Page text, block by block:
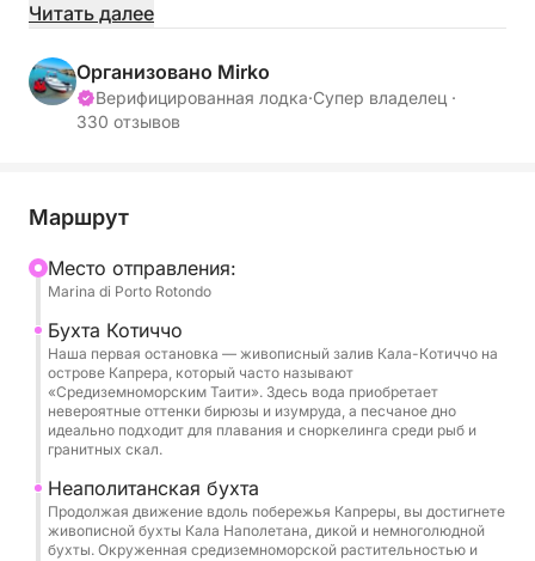
Средиземноморья, где вода настолько
нашу лодку – это не просто аренда: это начало
приключения, которое приведет вас к открытию
укромных уголков и незабываемых пейзажей.
захватывающему дух архипелагу Ла-Маддалена,
Средиземноморья. Плывя по кристально чистым
водам и небольшим гранитным островам, вы
сначала достигнете белоснежных пляжей острова
Спарджи, где сможете окунуться в изумрудное
море и отдохнуть в укромной бухте. Продолжая
путь вдоль побережья, лодка провезет вас мимо
невероятных природных бассейнов Буделли,
время путешествия у вас будет время
остановиться, чтобы поплавать с маской,
Читать далее
Организовано Mirko
Верифицированная лодка·Супер владелец ·
330 отзывов
Маршрут
Mесто отправления:
Marina di Porto Rotondo
Бухта Котиччо
Наша первая остановка — живописный залив Кала-Котиччо на
острове Капрера, который часто называют
«Средиземноморским Таити». Здесь вода приобретает
невероятные оттенки бирюзы и изумруда, а песчаное дно
идеально подходит для плавания и сноркелинга среди рыб и
гранитных скал.
Неаполитанская бухта
Продолжая движение вдоль побережья Капреры, вы достигнете
живописной бухты Кала Наполетана, дикой и немноголюдной
бухты. Окруженная средиземноморской растительностью и